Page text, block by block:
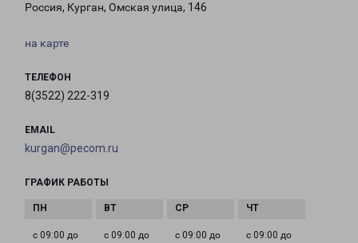
Россия, Курган, Омская улица, 146
на карте
ТЕЛЕФОН
8(3522) 222-319
EMAIL
kurgan@pecom.ru
ГРАФИК РАБОТЫ
с 09:00 до с 09:00 до с 09:00 до с 09:00 до